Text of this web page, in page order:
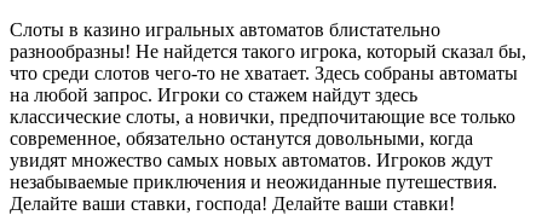
Слоты в казино игральных автоматов блистательно
разнообразны! Не найдется такого игрока, который сказал бы,
что среди слотов чего-то не хватает. Здесь собраны автоматы
на любой запрос. Игроки со стажем найдут здесь
классические слоты, а новички, предпочитающие все только
современное, обязательно останутся довольными, когда
увидят множество самых новых автоматов. Игроков ждут
незабываемые приключения и неожиданные путешествия.
Делайте ваши ставки, господа! Делайте ваши ставки!